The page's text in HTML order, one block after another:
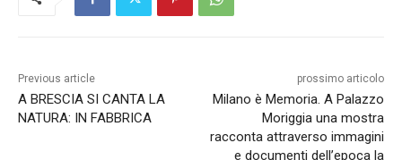
Previous article
A BRESCIA SI CANTA LA
NATURA: IN FABBRICA
prossimo articolo
Milano è Memoria. A Palazzo
Moriggia una mostra
racconta attraverso immagini
e documenti dell’epoca la